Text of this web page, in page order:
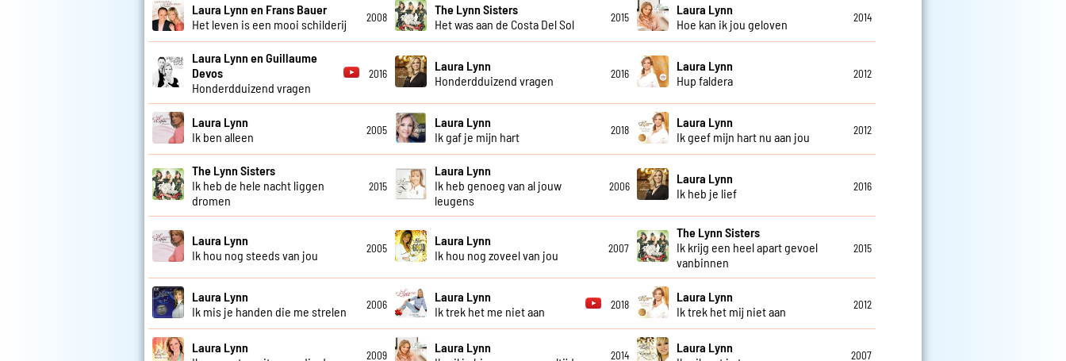
Laura Lynn en Frans Bauer
Het leven is een mooi schilderij
2008
The Lynn Sisters
Het was aan de Costa Del Sol
2015
Laura Lynn
Hoe kan ik jou geloven
2014
Laura Lynn en Guillaume
Devos
Honderdduizend vragen
2016
Laura Lynn
Honderdduizend vragen
2016
Laura Lynn
Hup faldera
2012
Laura Lynn
Ik ben alleen
2005
Laura Lynn
Ik gaf je mijn hart
2018
Laura Lynn
Ik geef mijn hart nu aan jou
2012
The Lynn Sisters
Ik heb de hele nacht liggen
dromen
2015
Laura Lynn
Ik heb genoeg van al jouw
leugens
2006
Laura Lynn
Ik heb je lief
2016
Laura Lynn
Ik hou nog steeds van jou
2005
Laura Lynn
Ik hou nog zoveel van jou
2007
The Lynn Sisters
Ik krijg een heel apart gevoel
vanbinnen
2015
Laura Lynn
Ik mis je handen die me strelen
2006
Laura Lynn
Ik trek het me niet aan
2018
Laura Lynn
Ik trek het mij niet aan
2012
Laura Lynn
2009
Laura Lynn
2014
Laura Lynn
2007